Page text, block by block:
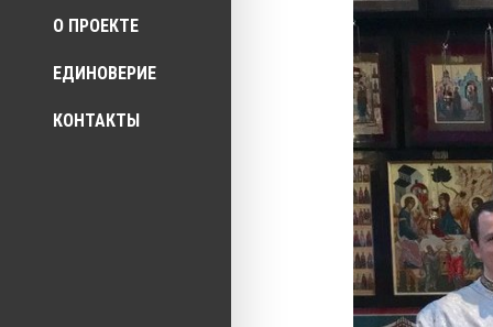
Top menu
О ПРОЕКТЕ
ЕДИНОВЕРИЕ
КОНТАКТЫ